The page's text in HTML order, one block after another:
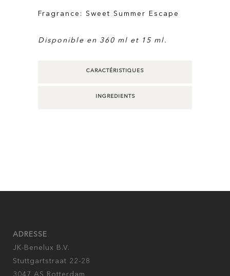
Fragrance: Sweet Summer Escape
Disponible en 360 ml et 15 ml.
CARACTÉRISTIQUES
INGREDIENTS
ADRESSE
JK-Benelux B.V.
Stuttgartstraat 22-28
3047 AS Rotterdam